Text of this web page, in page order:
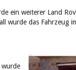
ein weiterer Land
wurde das Fahrzeug
wurde